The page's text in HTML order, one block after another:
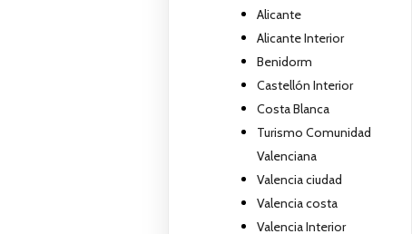
Alicante
Alicante Interior
Benidorm
Castellón Interior
Costa Blanca
Turismo Comunidad
Valenciana
Valencia ciudad
Valencia costa
Valencia Interior